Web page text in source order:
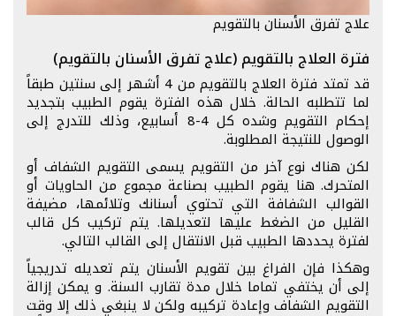
علاج تفرق الأسنان بالتقويم
فترة العلاج بالتقويم (علاج تفرق الأسنان بالتقويم)
قد تمتد فترة العلاج بالتقويم من 4 أشهر إلى سنتين طبقاً
لما تتطلبه الحالة. خلال هذه الفترة يقوم الطبيب بتجديد
إحكام التقويم وشده كل 4-8 أسابيع، وذلك للتدرج إلى
الوصول للنتيجة المطلوبة.
لكن هناك نوع آخر من التقويم يسمى التقويم الشفاف أو
المتحرك. هنا يقوم الطبيب بصناعة مجموع من الحاويات أو
القوالب الشفافة التي تحتوي أسنانك وتلائمها، مضيفة
القليل من الضغط عليها لتعديلها. يتم تركيب كل قالب
لفترة يحددها الطبيب قبل الانتقال إلى القالب التالي.
وهكذا فإن الفراغ بين تقويم الأسنان يتم تعديله تدريجياً
إلى أن يختفي تماما خلال مدة تقارب السنة. و يمكن إزالة
التقويم الشفاف وإعادة تركيبه ولكن لا ينبغي ذلك إلا وقت